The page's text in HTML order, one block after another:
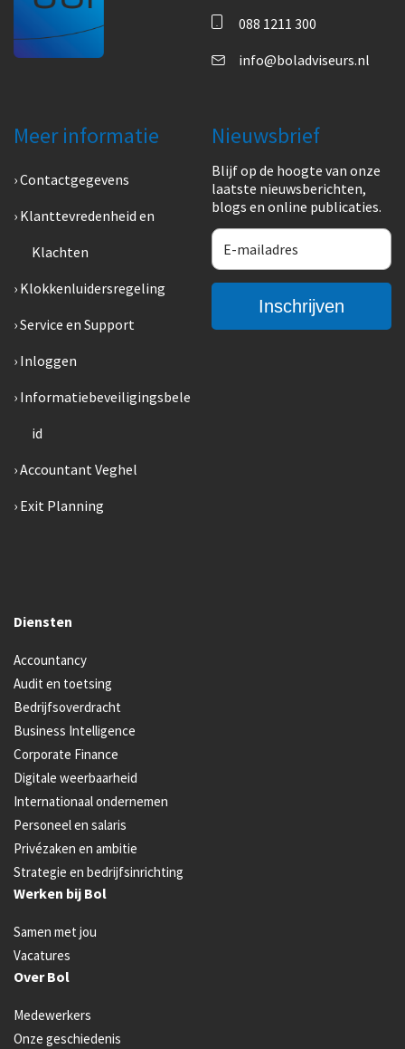
088 1211 300
info@boladviseurs.nl
Meer informatie
Contactgegevens
Klanttevredenheid en
Klachten
Klokkenluidersregeling
Service en Support
Inloggen
Informatiebeveiligingsbele
id
Accountant Veghel
Exit Planning
Nieuwsbrief
Blijf op de hoogte van onze
laatste nieuwsberichten,
blogs en online publicaties.
Diensten
Accountancy
Audit en toetsing
Bedrijfsoverdracht
Business Intelligence
Corporate Finance
Digitale weerbaarheid
Internationaal ondernemen
Personeel en salaris
Privézaken en ambitie
Strategie en bedrijfsinrichting
Werken bij Bol
Samen met jou
Vacatures
Over Bol
Medewerkers
Onze geschiedenis